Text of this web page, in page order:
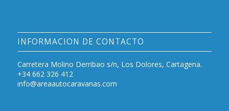
INFORMACION DE CONTACTO
Carretera Molino Derribao s/n, Los Dolores, Cartagena.
+34 662 326 412
info@areaautocaravanas.com